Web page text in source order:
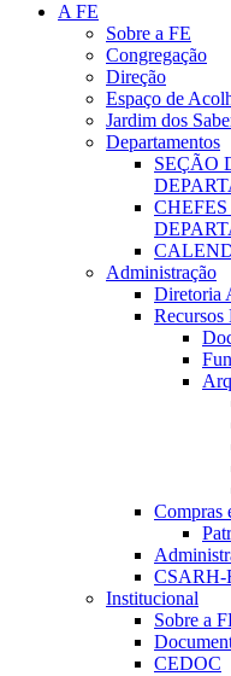
A FE
Sobre a FE
Congregação
Direção
Espaço de
Jardim dos
Departamentos
SEÇÃO
Administração
Diretoria
Recursos
Compras
CSARH-
Institucional
Sobre a
CEDOC